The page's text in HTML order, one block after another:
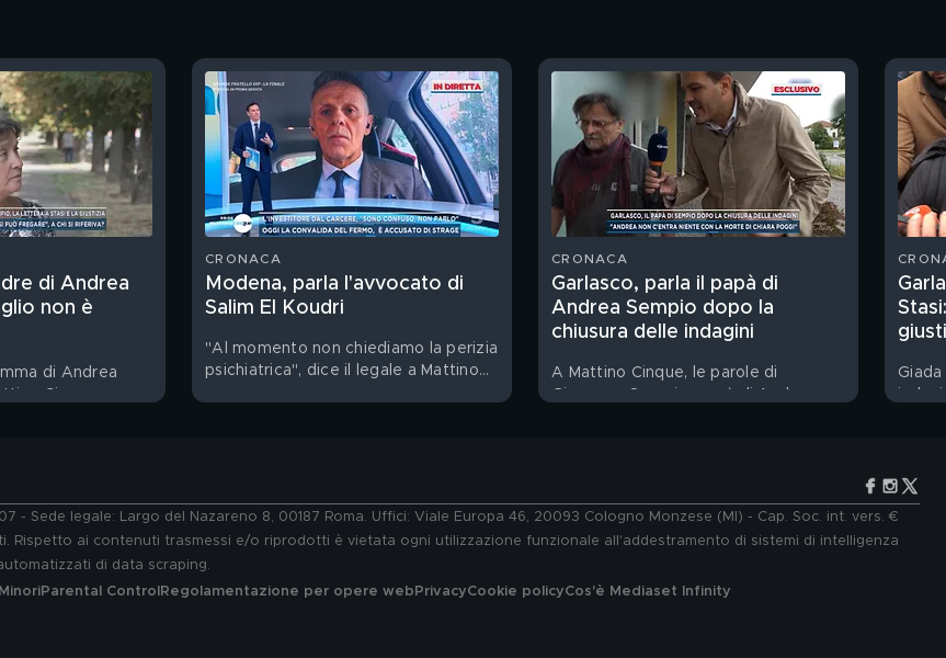
di Andrea
non è
di Andrea
CRONACA
Modena, parla l'avvocato di
Salim El Koudri
"Al momento non chiediamo la perizia
psichiatrica", dice il legale a Mattino
CRONACA
Garlasco, parla il papà di
Andrea Sempio dopo la
chiusura delle indagini
A Mattino Cinque, le parole di
- Sede legale: Largo del Nazareno 8, 00187 Roma. Uffici: Viale Europa 46, 20093 Cologno Monzese (MI) - Cap. Soc. int. vers. €
Rispetto ai contenuti trasmessi e/o riprodotti è vietata ogni utilizzazione funzionale all'addestramento di sistemi di intelligenza
di data scraping.
Parental Control Regolamentazione per opere web PrivacyCookie policyCos'è Mediaset Infinity